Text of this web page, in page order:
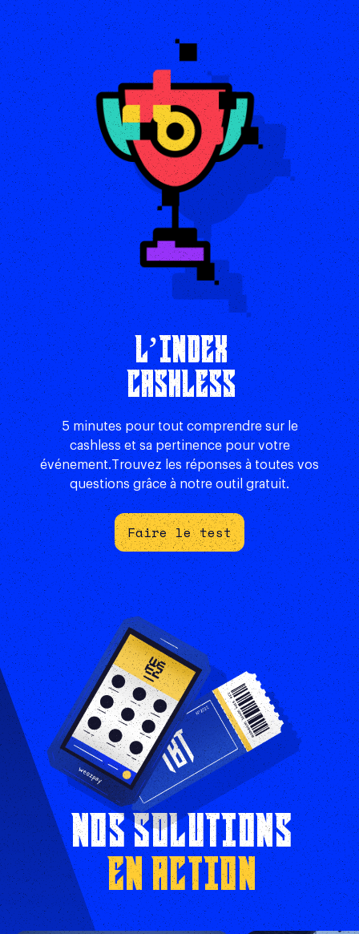
L’INDEX
CASHLESS
5 minutes pour tout comprendre sur le
cashless et sa pertinence pour votre
événement.Trouvez les réponses à toutes vos
questions grâce à notre outil gratuit.
Faire le test
NOS SOLUTIONS
EN ACTION